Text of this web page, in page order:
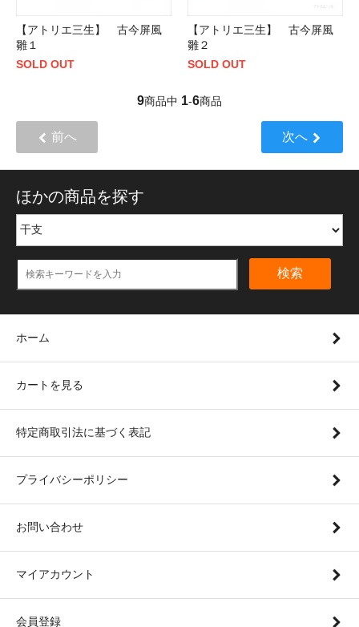
【アトリエ三生】 古今屏風
雛１
SOLD OUT
【アトリエ三生】 古今屏風
雛２
SOLD OUT
9商品中 1-6商品
前へ 次へ
ほかの商品を探す
検索
ホーム
カートを見る
特定商取引法に基づく表記
プライバシーポリシー
お問い合わせ
マイアカウント
会員登録